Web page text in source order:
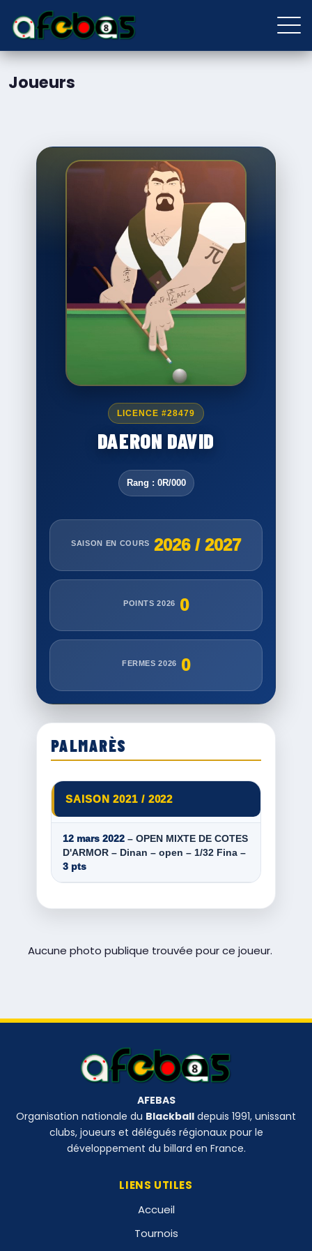
Joueurs
LICENCE #28479
DAERON DAVID
Rang : 0R/000
SAISON EN COURS 2026 / 2027
POINTS 2026 0
FERMES 2026 0
PALMARÈS
SAISON 2021 / 2022
12 mars 2022 – OPEN MIXTE DE COTES
D'ARMOR – Dinan – open – 1/32 Fina –
3 pts
Aucune photo publique trouvée pour ce joueur.
AFEBAS
Organisation nationale du Blackball depuis 1991, unissant
clubs, joueurs et délégués régionaux pour le
développement du billard en France.
LIENS UTILES
Accueil
Tournois